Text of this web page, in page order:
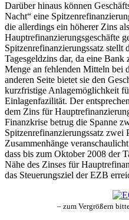
Darüber hinaus können
Nacht“ eine
die allerdings ein höherer Zins
Hauptrefinanzierungsgeschäfte
Spitzenrefinanzierungssatz stellt
Tagesgeldzins dar, da eine Bank
Menge an fehlenden Mitteln bei
anderen Seite bietet sie den
kurzfristige Anlagemöglichkeit
Einlagenfazilität. Der
dem Zins für
Finanzkrise betrug die Spanne
Spitzenrefinanzierungssatz zwei
Zusammenhänge veranschaulicht
dass bis zum Oktober 2008 der
Nähe des Zinses für
das Steuerungsziel der EZB
– zum Vergrößern